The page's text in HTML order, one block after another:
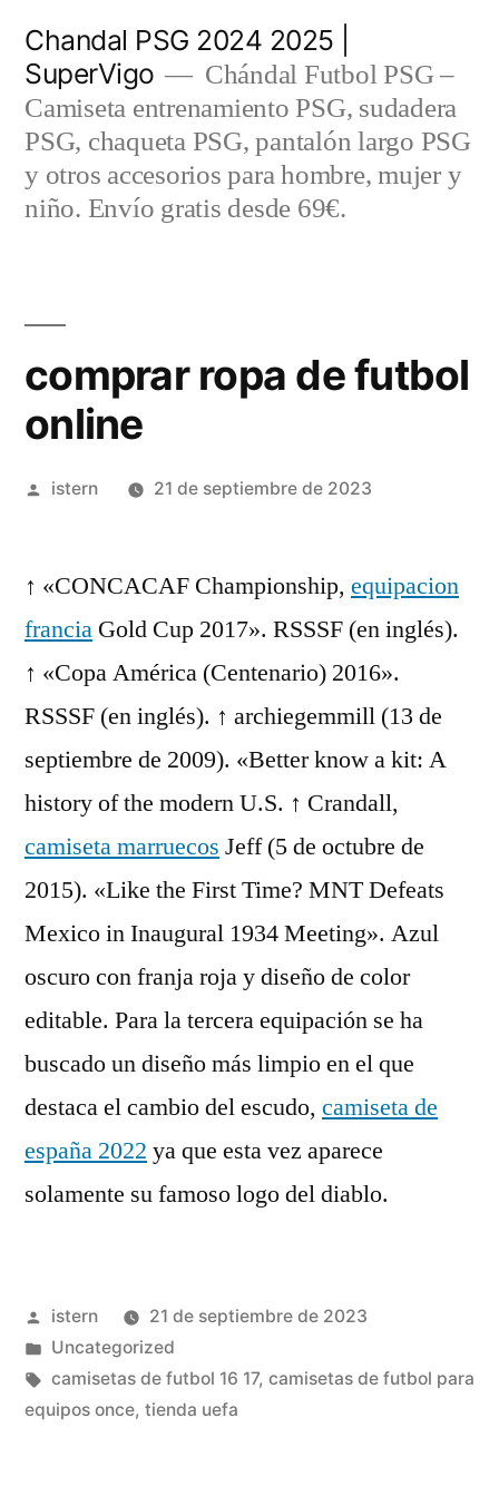
contenido
Chandal PSG 2024 2025 |
SuperVigo
Chándal Futbol PSG –
Camiseta entrenamiento PSG, sudadera
PSG, chaqueta PSG, pantalón largo PSG
y otros accesorios para hombre, mujer y
niño. Envío gratis desde 69€.
comprar ropa de futbol
online
Publicado
istern 21 de septiembre de 2023
↑ «CONCACAF Championship, equipacion
francia Gold Cup 2017». RSSSF (en inglés).
↑ «Copa América (Centenario) 2016».
RSSSF (en inglés). ↑ archiegemmill (13 de
septiembre de 2009). «Better know a kit: A
history of the modern U.S. ↑ Crandall,
camiseta marruecos Jeff (5 de octubre de
2015). «Like the First Time? MNT Defeats
Mexico in Inaugural 1934 Meeting». Azul
oscuro con franja roja y diseño de color
editable. Para la tercera equipación se ha
buscado un diseño más limpio en el que
destaca el cambio del escudo, camiseta de
españa 2022 ya que esta vez aparece
solamente su famoso logo del diablo.
Publicado
por
istern
21 de septiembre de 2023
Publicado
en
Uncategorized
Etiquetas:
camisetas de futbol 16 17, camisetas de futbol para
equipos once, tienda uefa